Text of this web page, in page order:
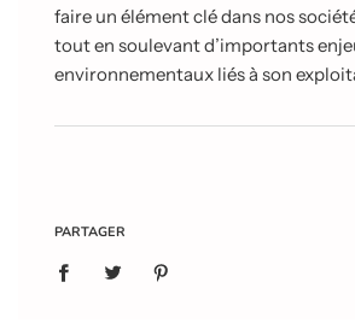
faire un élément clé dans nos
tout en soulevant d’importants
environnementaux liés à son
PARTAGER